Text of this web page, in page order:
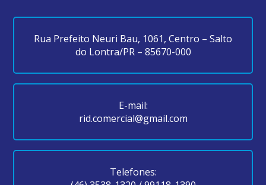
Rua Prefeito Neuri Bau, 1061, Centro – Salto
do Lontra/PR – 85670-000
E-mail:
rid.comercial@gmail.com
Telefones: